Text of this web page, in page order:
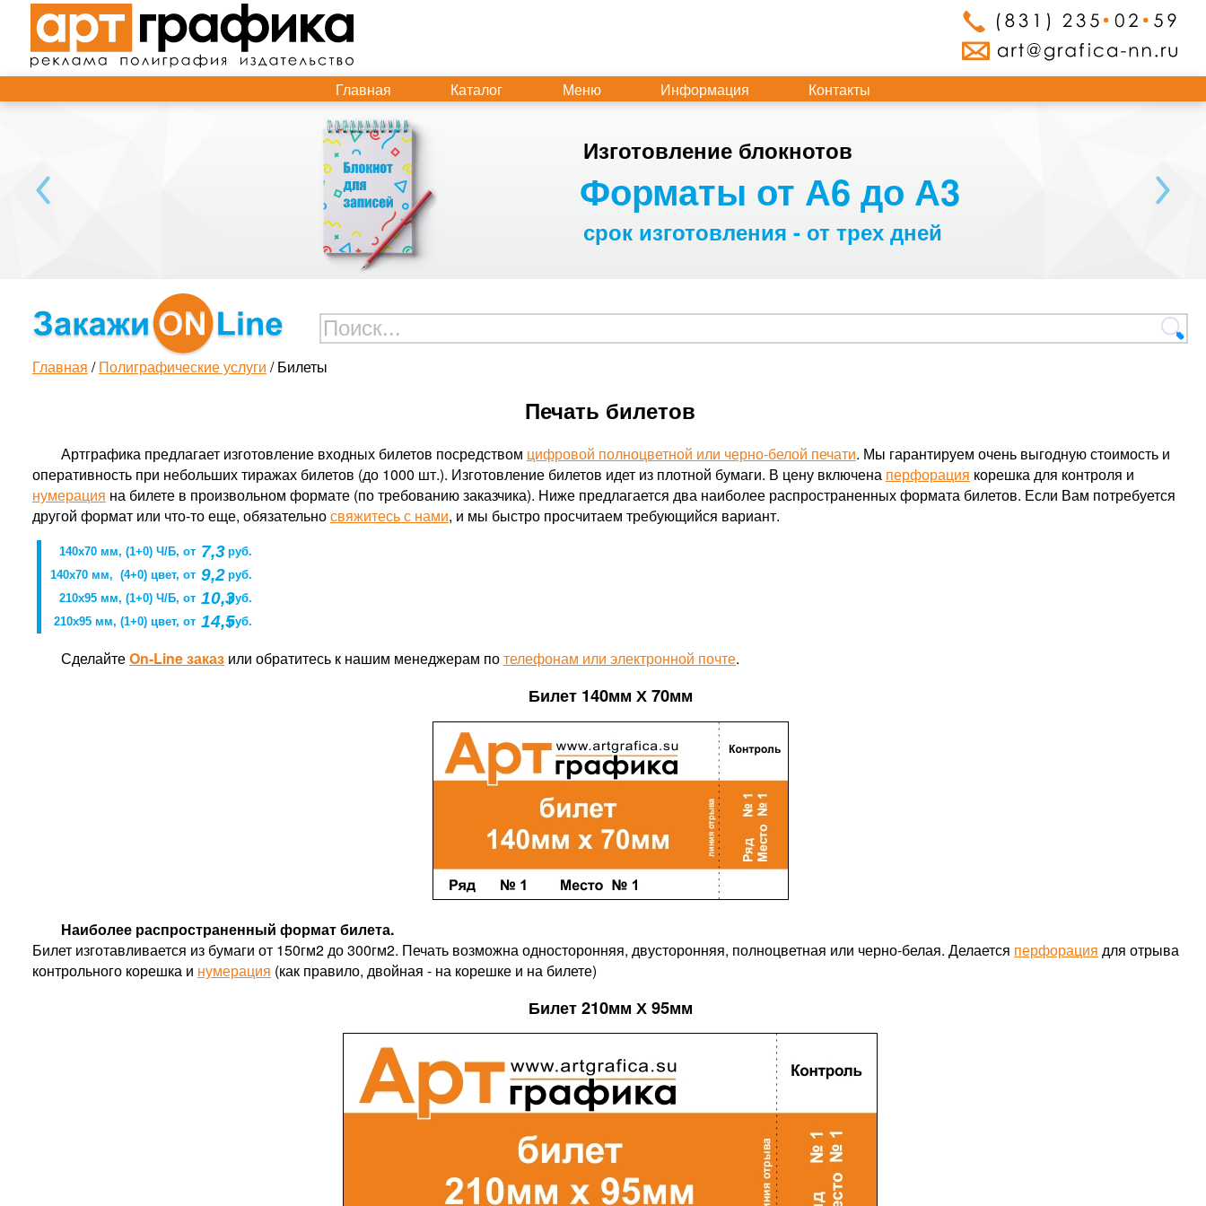
Главная Каталог Меню Информация Контакты
Изготовление блокнотов
Форматы от А6 до А3
срок изготовления - от трех дней
Главная /Полиграфические услуги / Билеты
Печать билетов
Артграфика предлагает изготовление входных билетов посредством цифровой полноцветной или черно-белой печати. Мы гарантируем очень выгодную стоимость и
оперативность при небольших тиражах билетов (до 1000 шт.). Изготовление билетов идет из плотной бумаги. В цену включена перфорация корешка для контроля и
нумерация на билете в произвольном формате (по требованию заказчика). Ниже предлагается два наиболее распространенных формата билетов. Если Вам потребуется
другой формат или что-то еще, обязательносвяжитесь с нами, и мы быстро просчитаем требующийся вариант.
140x70 мм, (1+0) Ч/Б, от 7,3 руб.
140x70 мм, (4+0) цвет, от 9,2 руб.
210x95 мм, (1+0) Ч/Б, от 10,3руб.
210x95 мм, (1+0) цвет, от 14,5руб.
СделайтеOn-Line заказили обратитесь к нашим менеджерам потелефонам или электронной почте.
Билет 140мм Х 70мм
Наиболее распространенный формат билета.
Билет изготавливается из бумаги от 150гм2 до 300гм2. Печать возможна односторонняя, двусторонняя, полноцветная или черно-белая. Делается перфорация для отрыва
контрольного корешка и нумерация (как правило, двойная - на корешке и на билете)
Билет 210мм Х 95мм